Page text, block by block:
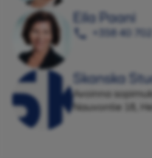
Eila Paani
+358 40 702
Skanska
Avoinna
Nauvontie 18,